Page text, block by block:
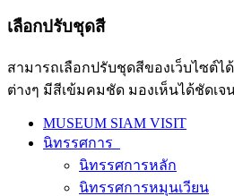
เลือกปรับชุดสี
สามารถเลือกปรับชุดสีของเว็บไซต์ไ
ต่างๆ มีสีเข้มคมชัด มองเห็นได้ชัดเจ
MUSEUM SIAM VISIT
นิทรรศการ
นิทรรศการหลัก
นิทรรศการหมุนเวียน